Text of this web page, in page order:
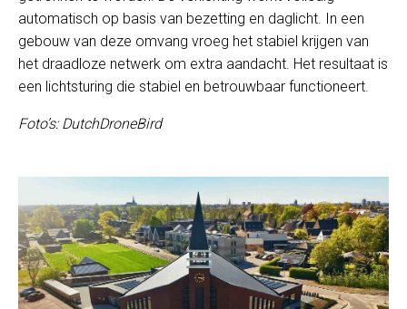
automatisch op basis van bezetting en daglicht. In een
gebouw van deze omvang vroeg het stabiel krijgen van
het draadloze netwerk om extra aandacht. Het resultaat is
een lichtsturing die stabiel en betrouwbaar functioneert.
Foto’s: DutchDroneBird